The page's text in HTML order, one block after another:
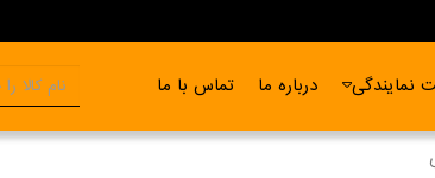
نمایندگی درباره ما تماس با ما